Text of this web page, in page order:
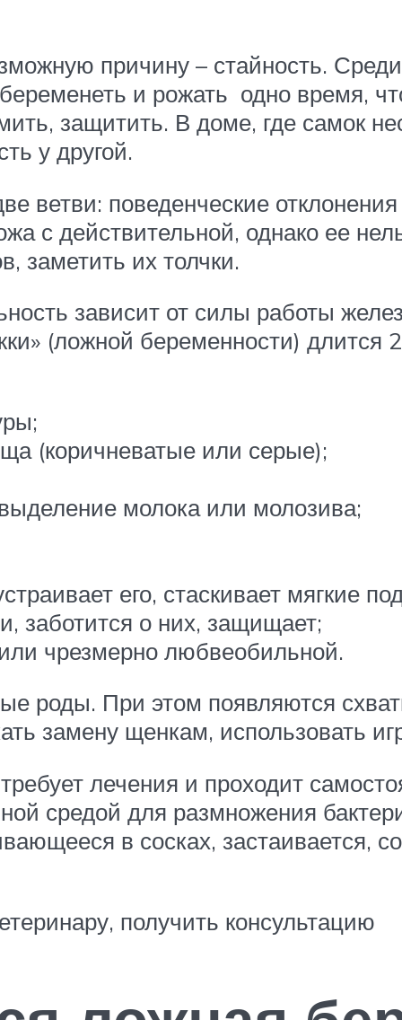
причину – стайность.
и рожать одно время,
защитить. В доме, где самок
у другой.
ветви: поведенческие
с действительной, однако ее
заметить их толчки.
зависит от силы работы
(ложной беременности) длится
(коричневатые или серые);
молока или молозива;
его, стаскивает мягкие
заботится о них, защищает;
чрезмерно любвеобильной.
роды. При этом появляются
замену щенкам, использовать
лечения и проходит
средой для размножения
в сосках, застаивается,
получить консультацию